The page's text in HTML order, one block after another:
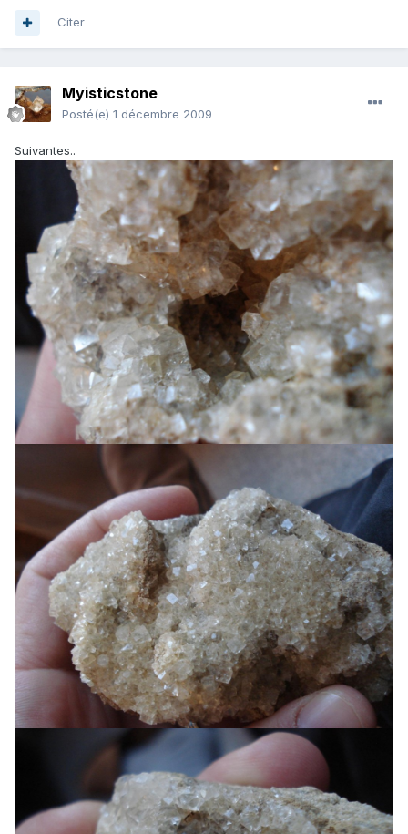
Citer
Myisticstone
Posté(e) 1 décembre 2009
Suivantes..